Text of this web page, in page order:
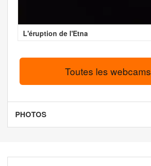
L'éruption de l'Etna
Toutes les webcams
PHOTOS